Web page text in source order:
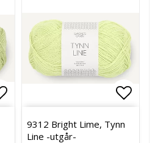
Lägg till i favoritlistan
9312 Bright Lime, Tynn
Line -utgår-